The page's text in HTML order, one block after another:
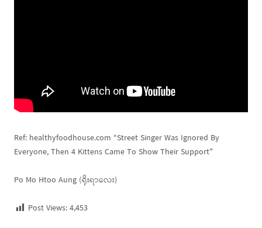
Ref: healthyfoodhouse.com “Street Singer Was Ignored By
Everyone, Then 4 Kittens Came To Show Their Support”
Po Mo Htoo Aung (ရိုးရာလေး)
Post Views:4,453